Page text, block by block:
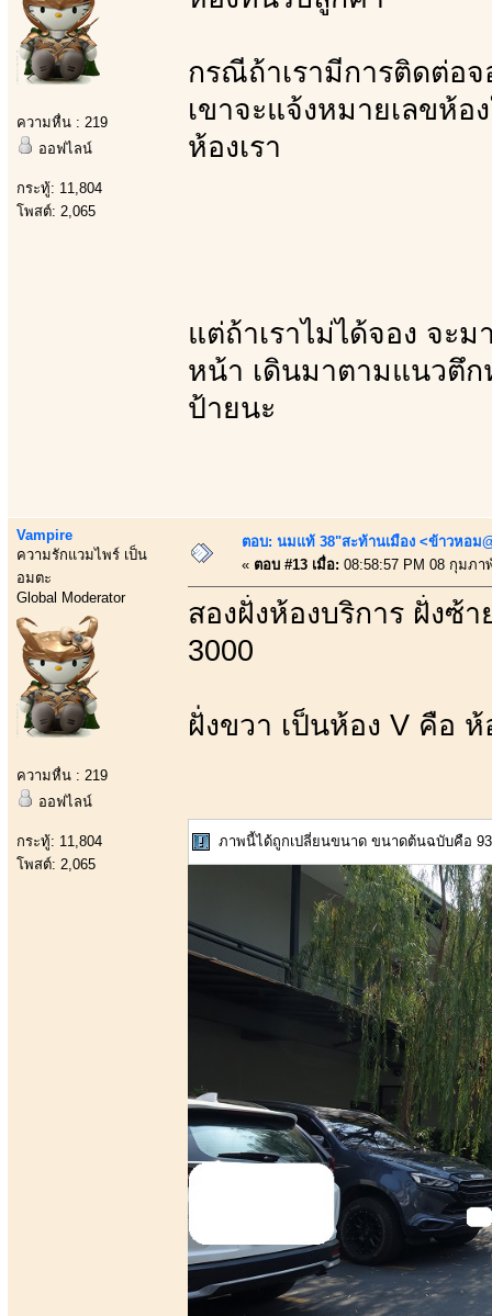
ความหื่น : 219
ออฟไลน์
กระทู้: 11,804
โพสต์: 2,065
กรณีถ้าเรามีการติดต่อจ
เขาจะแจ้งหมายเลขห้อ
ห้องเรา
แต่ถ้าเราไม่ได้จอง จะ
หน้า เดินมาตามแนวตึ
ป้ายนะ
Vampire
ความรักแวมไพร์ เป็น
อมตะ
Global Moderator
ความหื่น : 219
ออฟไลน์
กระทู้: 11,804
โพสต์: 2,065
ตอบ: นมแท้ 38"สะท้านเมือง <ข้าวหอม
« ตอบ #13 เมื่อ: 08:58:57 PM 08 กุมภา
สองฝั่งห้องบริการ ฝั่งซ้
3000
ฝั่งขวา เป็นห้อง V คือ
ภาพนี้ได้ถูกเปลี่ยนขนาด ขนาดต้นฉบับคือ